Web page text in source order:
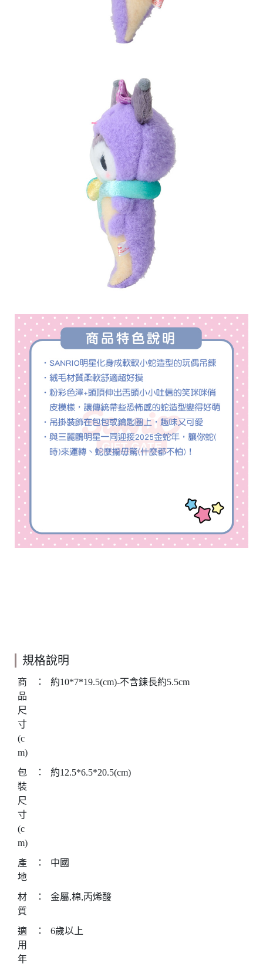
規格說明
商
品
尺
寸
(c
m)
： 約10*7*19.5(cm)-不含鍊長約5.5cm
包
裝
尺
寸
(c
m)
： 約12.5*6.5*20.5(cm)
產
地
： 中國
材
質
： 金屬,棉,丙烯酸
適
用
年
： 6歲以上